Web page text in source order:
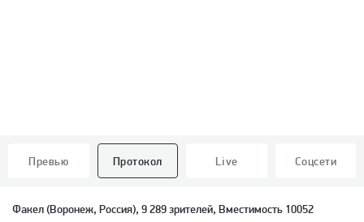
Превью Протокол Live Соцсети
Факел (Воронеж, Россия), 9 289 зрителей, Вместимость 10052